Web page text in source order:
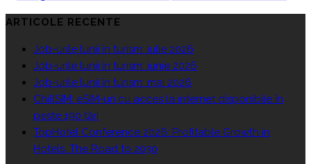
ARTICOLE RECENTE
Job-urile lunii în turism: iulie 2026
Job-urile lunii în turism: iunie 2026
Job-urile lunii în turism: mai 2026
ChillSIM: eSIM-uri cu acces la internet disponibile în
peste 190 țări
TopHotel Conference 2026: Profitable Growth in
Hotels. The Road to 2030